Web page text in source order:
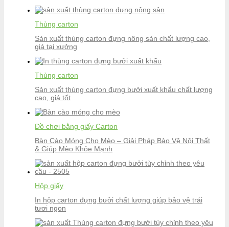
Thùng carton
Sản xuất thùng carton đựng nông sản chất lượng cao,
giá tại xưởng
Thùng carton
Sản xuất thùng carton đựng bưởi xuất khẩu chất lượng
cao, giá tốt
Đồ chơi bằng giấy Carton
Bàn Cào Móng Cho Mèo – Giải Pháp Bảo Vệ Nội Thất
& Giúp Mèo Khỏe Mạnh
Hộp giấy
In hộp carton đựng bưởi chất lượng giúp bảo vệ trái
tươi ngon